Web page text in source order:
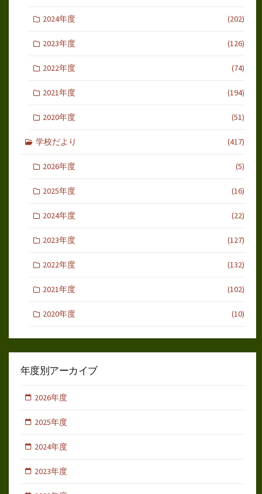
2024年度 (202)
2023年度 (126)
2022年度 (74)
2021年度 (194)
2020年度 (51)
学校だより (417)
2026年度 (5)
2025年度 (16)
2024年度 (22)
2023年度 (127)
2022年度 (132)
2021年度 (102)
2020年度 (10)
年度別アーカイブ
2026年度
2025年度
2024年度
2023年度